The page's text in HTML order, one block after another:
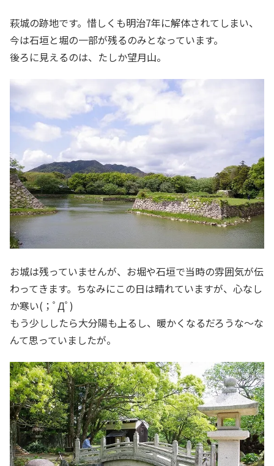
萩城の跡地です。惜しくも明治7年に解体されてしまい、
今は石垣と堀の一部が残るのみとなっています。
後ろに見えるのは、たしか望月山。
お城は残っていませんが、お堀や石垣で当時の雰囲気が伝
わってきます。ちなみにこの日は晴れていますが、心なし
か寒い(；ﾟДﾟ)
もう少ししたら大分陽も上るし、暖かくなるだろうな～な
んて思っていましたが。